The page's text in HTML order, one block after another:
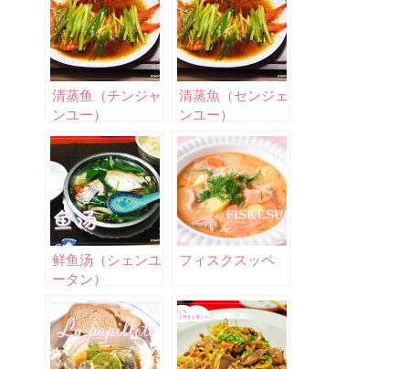
清蒸鱼（チンジャ
ンユー）
清蒸魚（センジェ
ンユー）
鲜鱼汤（シェンユ
ータン）
フィスクスッペ